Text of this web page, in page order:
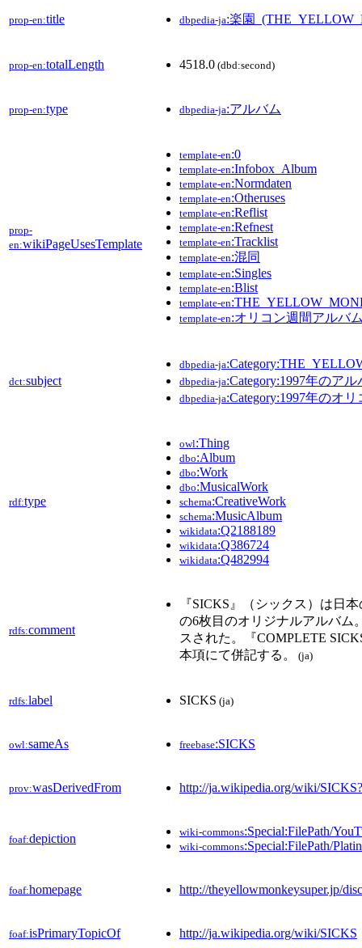
prop-en:title dbpedia-ja:楽園
prop-en:totalLength 4518.0 (dbd:second)
prop-en:type dbpedia-ja:アルバム
prop-
en:wikiPageUsesTemplate
template-en:0
template-en:Infobox_Album
template-en:Normdaten
template-en:Otheruses
template-en:Reflist
template-en:Refnest
template-en:Tracklist
template-en:混同
template-en:Singles
template-en:Blist
template-en
template-en:オリコン週間アルバ
dct:subject
dbpedia-ja
dbpedia-ja:Category:1997年のアル
dbpedia-ja:Category:1997年のオ
rdf:type
owl:Thing
dbo:Album
dbo:Work
dbo:MusicalWork
schema:CreativeWork
schema:MusicAlbum
wikidata:Q2188189
wikidata:Q386724
wikidata:Q482994
rdfs:comment
『SICKS』（シックス）は日
の6枚目のオリジナルアルバム
スされた。『COMPLETE
本項にて併記する。
(ja)
rdfs:label SICKS (ja)
owl:sameAs freebase:SICKS
prov:wasDerivedFrom http://ja.wikipedia.org/wiki/
foaf:depiction wiki-commons:Special:FilePath/
wiki-commons:Special:FilePath/
foaf:homepage http://theyellowmonkeysuper.jp/
foaf:isPrimaryTopicOf http://ja.wikipedia.org/wiki/SICKS